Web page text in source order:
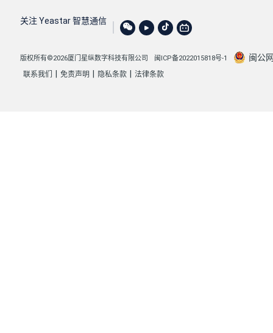
关注 Yeastar 智慧通信
版权所有©2026厦门星纵数字科技有限公司 闽ICP备2022015818号-1 闽公
联系我们 免责声明 隐私条款 法律条款